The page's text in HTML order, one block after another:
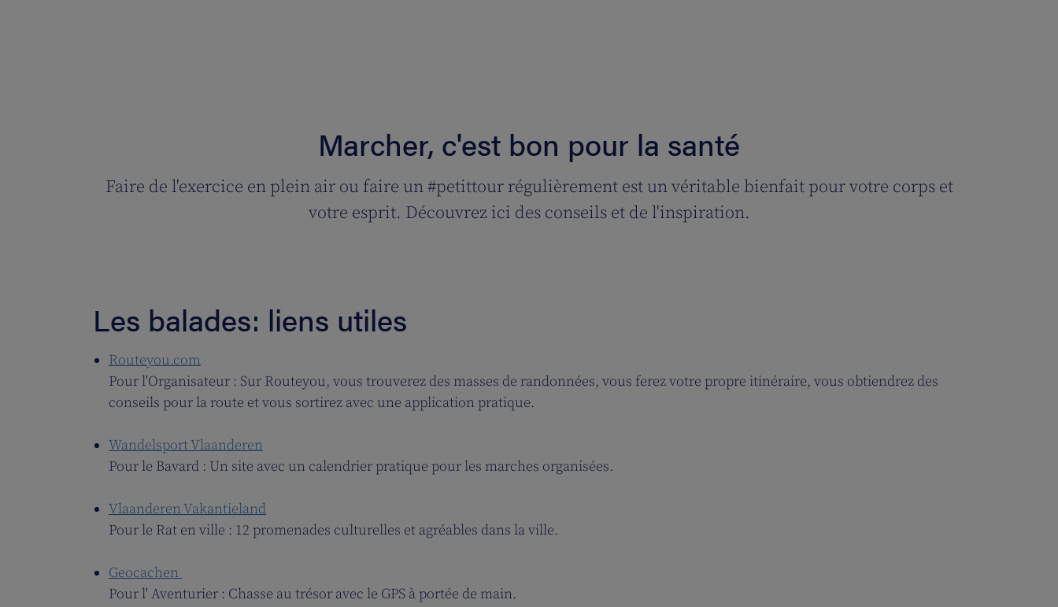
Marcher, c'est bon pour la santé
Faire de l'exercice en plein air ou faire un #petittour régulièrement est un véritable bienfait pour votre corps et
votre esprit. Découvrez ici des conseils et de l'inspiration.
Les balades: liens utiles
Routeyou.com
Pour l'Organisateur : Sur Routeyou, vous trouverez des masses de randonnées, vous ferez votre propre itinéraire, vous obtiendrez des
conseils pour la route et vous sortirez avec une application pratique.
Wandelsport Vlaanderen
Pour le Bavard : Un site avec un calendrier pratique pour les marches organisées.
Vlaanderen Vakantieland
Pour le Rat en ville : 12 promenades culturelles et agréables dans la ville.
Geocachen
Pour l' Aventurier : Chasse au trésor avec le GPS à portée de main.